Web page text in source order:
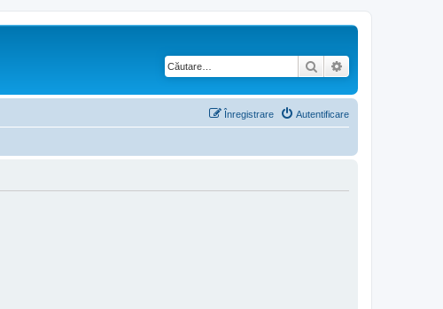
Căutare
Autentificare
Înregistrare